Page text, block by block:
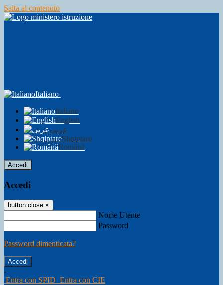
Salta al contenuto
Italiano
Italiano
English
عربى
Shqiptare
Română
Accedi
Accedi
button close ×
Nome Utente
Password
Password dimenticata?
-
Entra con SPID Entra con CIE